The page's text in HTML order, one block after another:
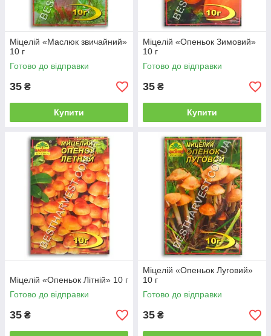
Міцелій «Маслюк звичайний»
10 г
Готово до відправки
35 ₴
Купити
Міцелій «Опеньок Зимовий»
10 г
Готово до відправки
35 ₴
Купити
Міцелій «Опеньок Літній» 10 г
Готово до відправки
35 ₴
Міцелій «Опеньок Луговий»
10 г
Готово до відправки
35 ₴